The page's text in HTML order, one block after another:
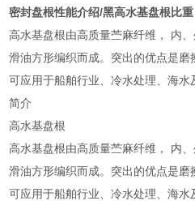
密封盘根性能介绍/黑高水基盘根比重
高水基盘根由高质量苎麻纤维， 内
滑油方形编织而成。突出的优点是磨
可应用于船舶行业、冷水处理、海水
简介
高水基盘根
高水基盘根由高质量苎麻纤维， 内
滑油方形编织而成。突出的优点是磨
可应用于船舶行业、冷水处理、海